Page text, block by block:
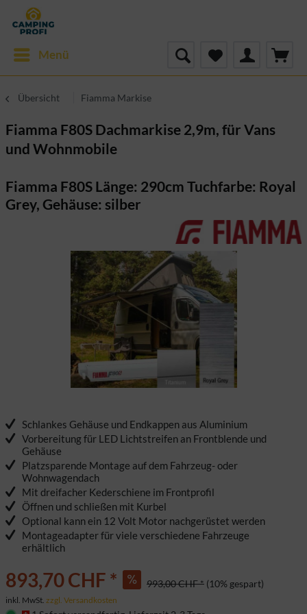
Menü
Übersicht Fiamma Markise
Fiamma F80S Dachmarkise 2,9m, für Vans
und Wohnmobile
Fiamma F80S Länge: 290cm Tuchfarbe: Royal
Grey, Gehäuse: silber
Schlankes Gehäuse und Endkappen aus Aluminium
Vorbereitung für LED Lichtstreifen an Frontblende und
Gehäuse
Platzsparende Montage auf dem Fahrzeug- oder
Wohnwagendach
Mit dreifacher Kederschiene im Frontprofil
Öffnen und schließen mit Kurbel
Optional kann ein 12 Volt Motor nachgerüstet werden
Montageadapter für viele verschiedene Fahrzeuge
erhältlich
893,70 CHF * 993,00 CHF * (10% gespart)
inkl. MwSt. zzgl. Versandkosten